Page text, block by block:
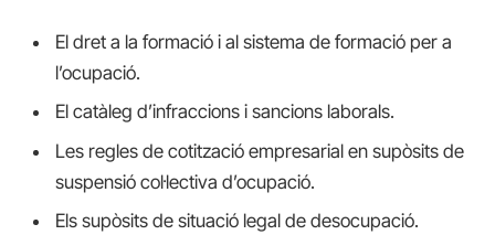
El dret a la formació i al sistema de formació per a
l’ocupació.
El catàleg d’infraccions i sancions laborals.
Les regles de cotització empresarial en supòsits de
suspensió col·lectiva d’ocupació.
Els supòsits de situació legal de desocupació.